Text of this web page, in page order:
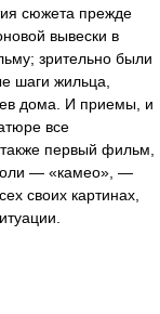
сюжета прежде
вывески в
зрительно были
шаги жильца,
дома. И приемы, и
все
первый фильм,
— «камео», —
своих картинах,